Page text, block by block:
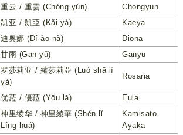
重云 / 重雲 (Chóng yún)
Chongyun
凯亚 / 凱亞 (Kǎi yà)
Kaeya
迪奥娜 (Dí ào nà)
Diona
甘雨 (Gān yǔ) Ganyu
罗莎莉亚 / 蘿莎莉亞 (Luó shā lì
yà)
Rosaria
优菈 / 優菈 (Yōu lā) Eula
神里绫华 / 神里綾華 (Shén lǐ
Líng huá)
Kamisato
Ayaka